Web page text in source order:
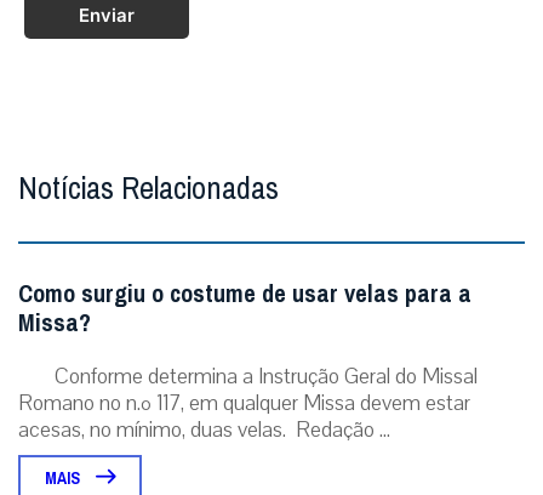
Enviar
Notícias Relacionadas
Como surgiu o costume de usar velas para a
Missa?
Conforme determina a Instrução Geral do Missal
Romano no n.º 117, em qualquer Missa devem estar
acesas, no mínimo, duas velas. Redação ...
MAIS